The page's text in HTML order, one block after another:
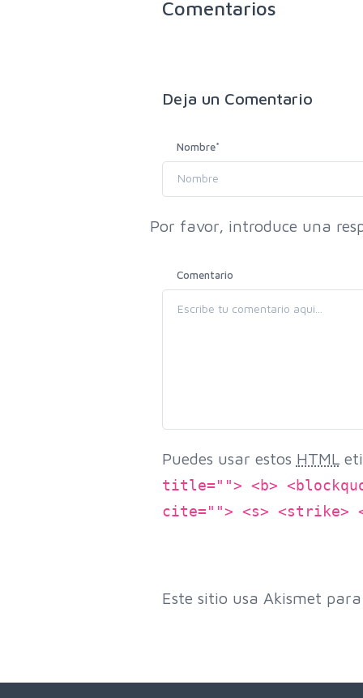
Comentarios
Deja un Comentario
Nombre*
Por favor, introduce una
Comentario
Puedes usar estos HTML
title=""> <b>
cite=""> <s> <strike>
Este sitio usa Akismet